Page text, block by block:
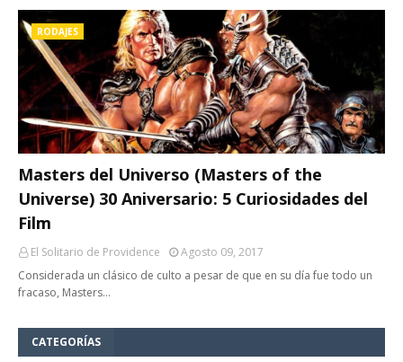
RODAJES
Masters del Universo (Masters of the
Universe) 30 Aniversario: 5 Curiosidades del
Film
El Solitario de Providence
Agosto 09, 2017
Considerada un clásico de culto a pesar de que en su día fue todo un
fracaso, Masters…
CATEGORÍAS